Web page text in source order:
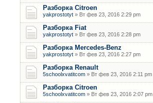
Разборка Citroen
yakprostotyt » Вт фев 23, 2016 2:29 pm
Разборка Fiat
yakprostotyt » Вт фев 23, 2016 2:28 pm
Разборка Mercedes-Benz
yakprostotyt » Вт фев 23, 2016 2:27 pm
Разборка Renault
5schoolxvatitcom » Вт фев 23, 2016 2:11 pm
Разборка Citroen
5schoolxvatitcom » Вт фев 23, 2016 2:07 pm